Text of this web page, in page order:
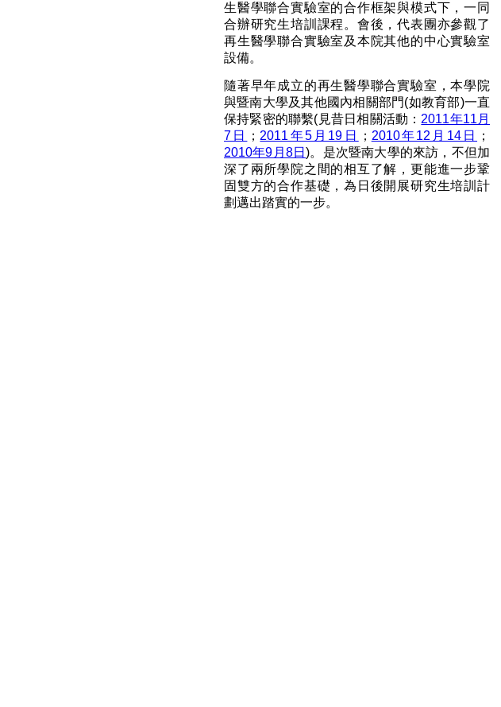
生醫學聯合實驗室的合作框架與模式下，一同
合辦研究生培訓課程。會後，代表團亦參觀了
再生醫學聯合實驗室及本院其他的中心實驗室
設備。
隨著早年成立的再生醫學聯合實驗室，本學院
與暨南大學及其他國內相關部門(如教育部)一直
保持緊密的聯繫(見昔日相關活動： 2011年11月
7日
； 2011年5月19日 ； 2010年12月14日
；
2010年9月8日)。是次暨南大學的來訪，不但加
深了兩所學院之間的相互了解，更能進一步鞏
固雙方的合作基礎，為日後開展研究生培訓計
劃邁出踏實的一步。